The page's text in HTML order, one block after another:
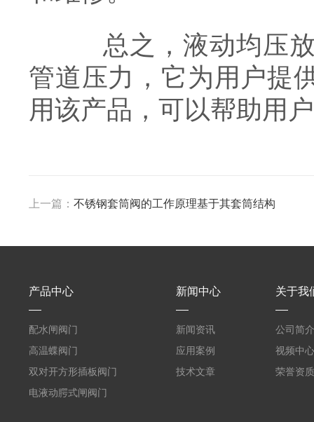
总之，液动均压放
管道压力，它为用户提
用该产品，可以帮助用
上一篇： 不锈钢套筒阀的工作原理基于其套筒结构
产品中心
配水闸阀门
高温蝶阀门
双对开方形插板阀门
电液动腭式闸阀门
新闻中心
新闻资讯
应用案例
技术文章
关于我
公司简介
视频中心
荣誉资质